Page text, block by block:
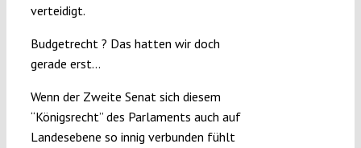
verteidigt.
Budgetrecht ? Das hatten wir doch
gerade erst…
Wenn der Zweite Senat sich diesem
“Königsrecht” des Parlaments auch auf
Landesebene so innig verbunden fühlt